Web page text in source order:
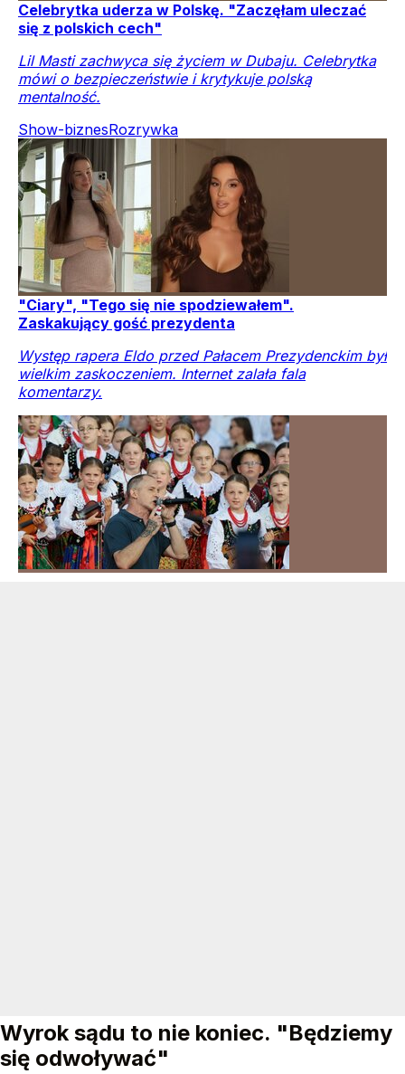
Celebrytka uderza w Polskę. "Zaczęłam uleczać
się z polskich cech"
Lil Masti zachwyca się życiem w Dubaju. Celebrytka
mówi o bezpieczeństwie i krytykuje polską
mentalność.
Show-biznesRozrywka
"Ciary", "Tego się nie spodziewałem".
Zaskakujący gość prezydenta
Występ rapera Eldo przed Pałacem Prezydenckim był
wielkim zaskoczeniem. Internet zalała fala
komentarzy.
Wyrok sądu to nie koniec. "Będziemy
się odwoływać"